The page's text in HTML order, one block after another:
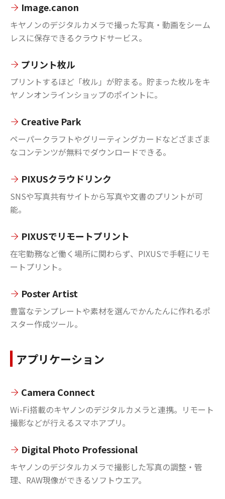
Image.canon
キヤノンのデジタルカメラで撮った写真・動画をシーム
レスに保存できるクラウドサービス。
プリント枚ル
プリントするほど「枚ル」が貯まる。貯まった枚ルをキ
ヤノンオンラインショップのポイントに。
Creative Park
ペーパークラフトやグリーティングカードなどざまざま
なコンテンツが無料でダウンロードできる。
PIXUSクラウドリンク
SNSや写真共有サイトから写真や文書のプリントが可
能。
PIXUSでリモートプリント
在宅勤務など働く場所に関わらず、PIXUSで手軽にリモ
ートプリント。
Poster Artist
豊富なテンプレートや素材を選んでかんたんに作れるポ
スター作成ツール。
アプリケーション
Camera Connect
Wi-Fi搭載のキヤノンのデジタルカメラと連携。リモート
撮影などが行えるスマホアプリ。
Digital Photo Professional
キヤノンのデジタルカメラで撮影した写真の調整・管
理、RAW現像ができるソフトウエア。